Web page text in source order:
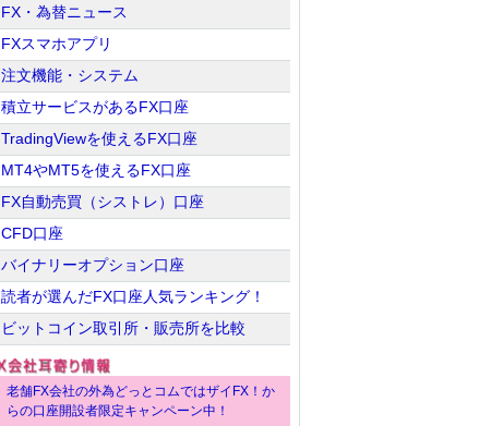
FX・為替ニュース
FXスマホアプリ
注文機能・システム
積立サービスがあるFX口座
TradingViewを使えるFX口座
MT4やMT5を使えるFX口座
FX自動売買（シストレ）口座
CFD口座
バイナリーオプション口座
読者が選んだFX口座人気ランキング！
ビットコイン取引所・販売所を比較
老舗FX会社の外為どっとコムではザイFX！か
らの口座開設者限定キャンペーン中！